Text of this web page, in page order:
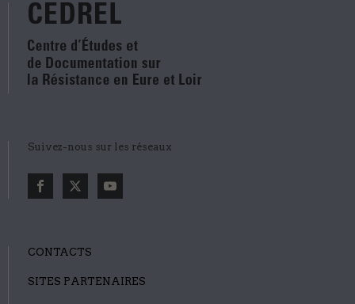
Suivez-nous sur les réseaux
CONTACTS
SITES PARTENAIRES